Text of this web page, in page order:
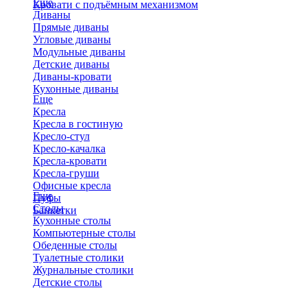
Кровати с подъёмным механизмом
Еще
Диваны
Прямые диваны
Угловые диваны
Модульные диваны
Детские диваны
Диваны-кровати
Кухонные диваны
Еще
Кресла
Кресла в гостиную
Кресло-стул
Кресло-качалка
Кресла-кровати
Кресла-груши
Офисные кресла
Пуфы
Банкетки
Еще
Столы
Кухонные столы
Компьютерные столы
Обеденные столы
Туалетные столики
Журнальные столики
​Детские столы